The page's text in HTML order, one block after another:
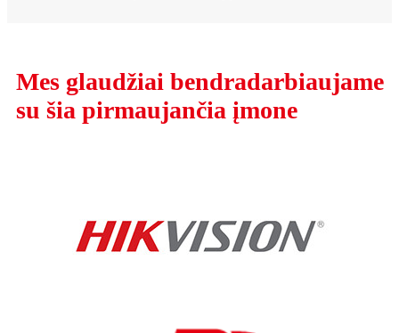
Mes glaudžiai bendradarbiaujame
su šia pirmaujančia įmone